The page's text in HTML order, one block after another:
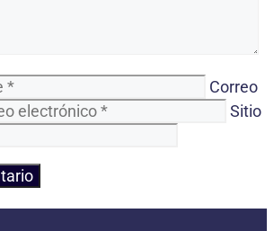
Correo
Sitio